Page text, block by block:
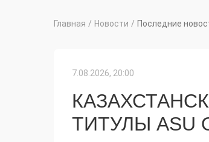
Главная / Новости / Последние
7.08.2026, 20:00
ТИТУЛЫ ASU